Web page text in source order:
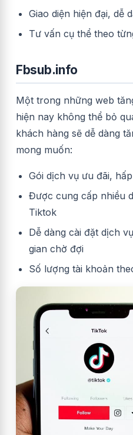
Giao diện hiện đại, dễ
Tư vấn cụ thể theo
Fbsub.info
Một trong những web
hiện nay không thể bỏ
khách hàng sẽ dễ dàng
mong muốn:
Gói dịch vụ ưu đãi,
Được cung cấp nhiều
Tiktok
Dễ dàng cài đặt dịch
gian chờ đợi
Số lượng tài khoản